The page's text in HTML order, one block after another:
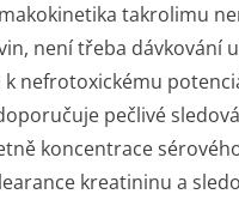
takrolimu
není třeba dávkování
k nefrotoxickému
pečlivé
koncentrace
kreatininu a